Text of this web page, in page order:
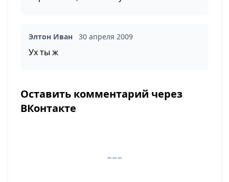
Элтон Иван 30 апреля 2009
Ух ты ж
Оставить комментарий через
ВКонтакте